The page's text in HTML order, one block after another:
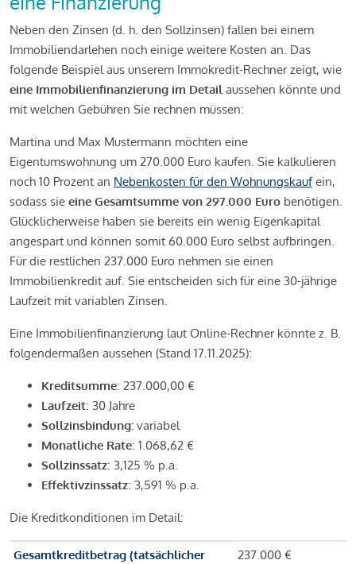
Neben den Zinsen (d. h. den Sollzinsen) fallen bei einem
Immobiliendarlehen noch einige weitere Kosten an. Das
folgende Beispiel aus unserem Immokredit-Rechner zeigt, wie
eine Immobilienfinanzierung im Detail aussehen könnte und
mit welchen Gebühren Sie rechnen müssen:
Martina und Max Mustermann möchten eine
Eigentumswohnung um 270.000 Euro kaufen. Sie kalkulieren
noch 10 Prozent an Nebenkosten für den Wohnungskaufein,
sodass sie eine Gesamtsumme von 297.000 Euro benötigen.
Glücklicherweise haben sie bereits ein wenig Eigenkapital
angespart und können somit 60.000 Euro selbst aufbringen.
Für die restlichen 237.000 Euro nehmen sie einen
Immobilienkredit auf. Sie entscheiden sich für eine 30-jährige
Laufzeit mit variablen Zinsen.
Eine Immobilienfinanzierung laut Online-Rechner könnte z. B.
folgendermaßen aussehen (Stand 17.11.2025):
Kreditsumme: 237.000,00 €
Laufzeit: 30 Jahre
Sollzinsbindung: variabel
Monatliche Rate: 1.068,62 €
Sollzinssatz: 3,125 % p.a.
Effektivzinssatz: 3,591 % p.a.
Die Kreditkonditionen im Detail:
Gesamtkreditbetrag (tatsächlicher
237.000 €